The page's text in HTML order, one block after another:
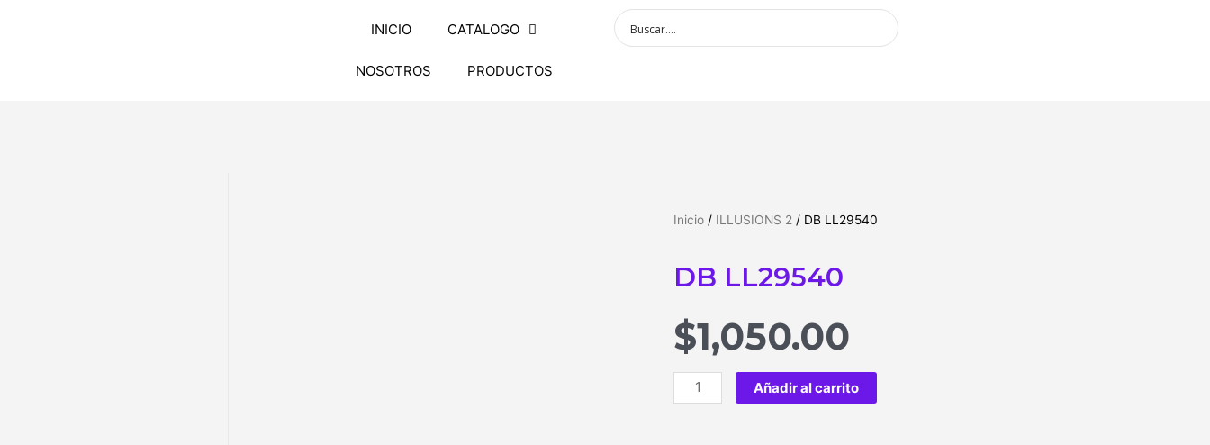
INICIO CATALOGO
NOSOTROS PRODUCTOS
Inicio / ILLUSIONS 2 / DB LL29540
DB LL29540
$1,050.00
Añadir al carrito